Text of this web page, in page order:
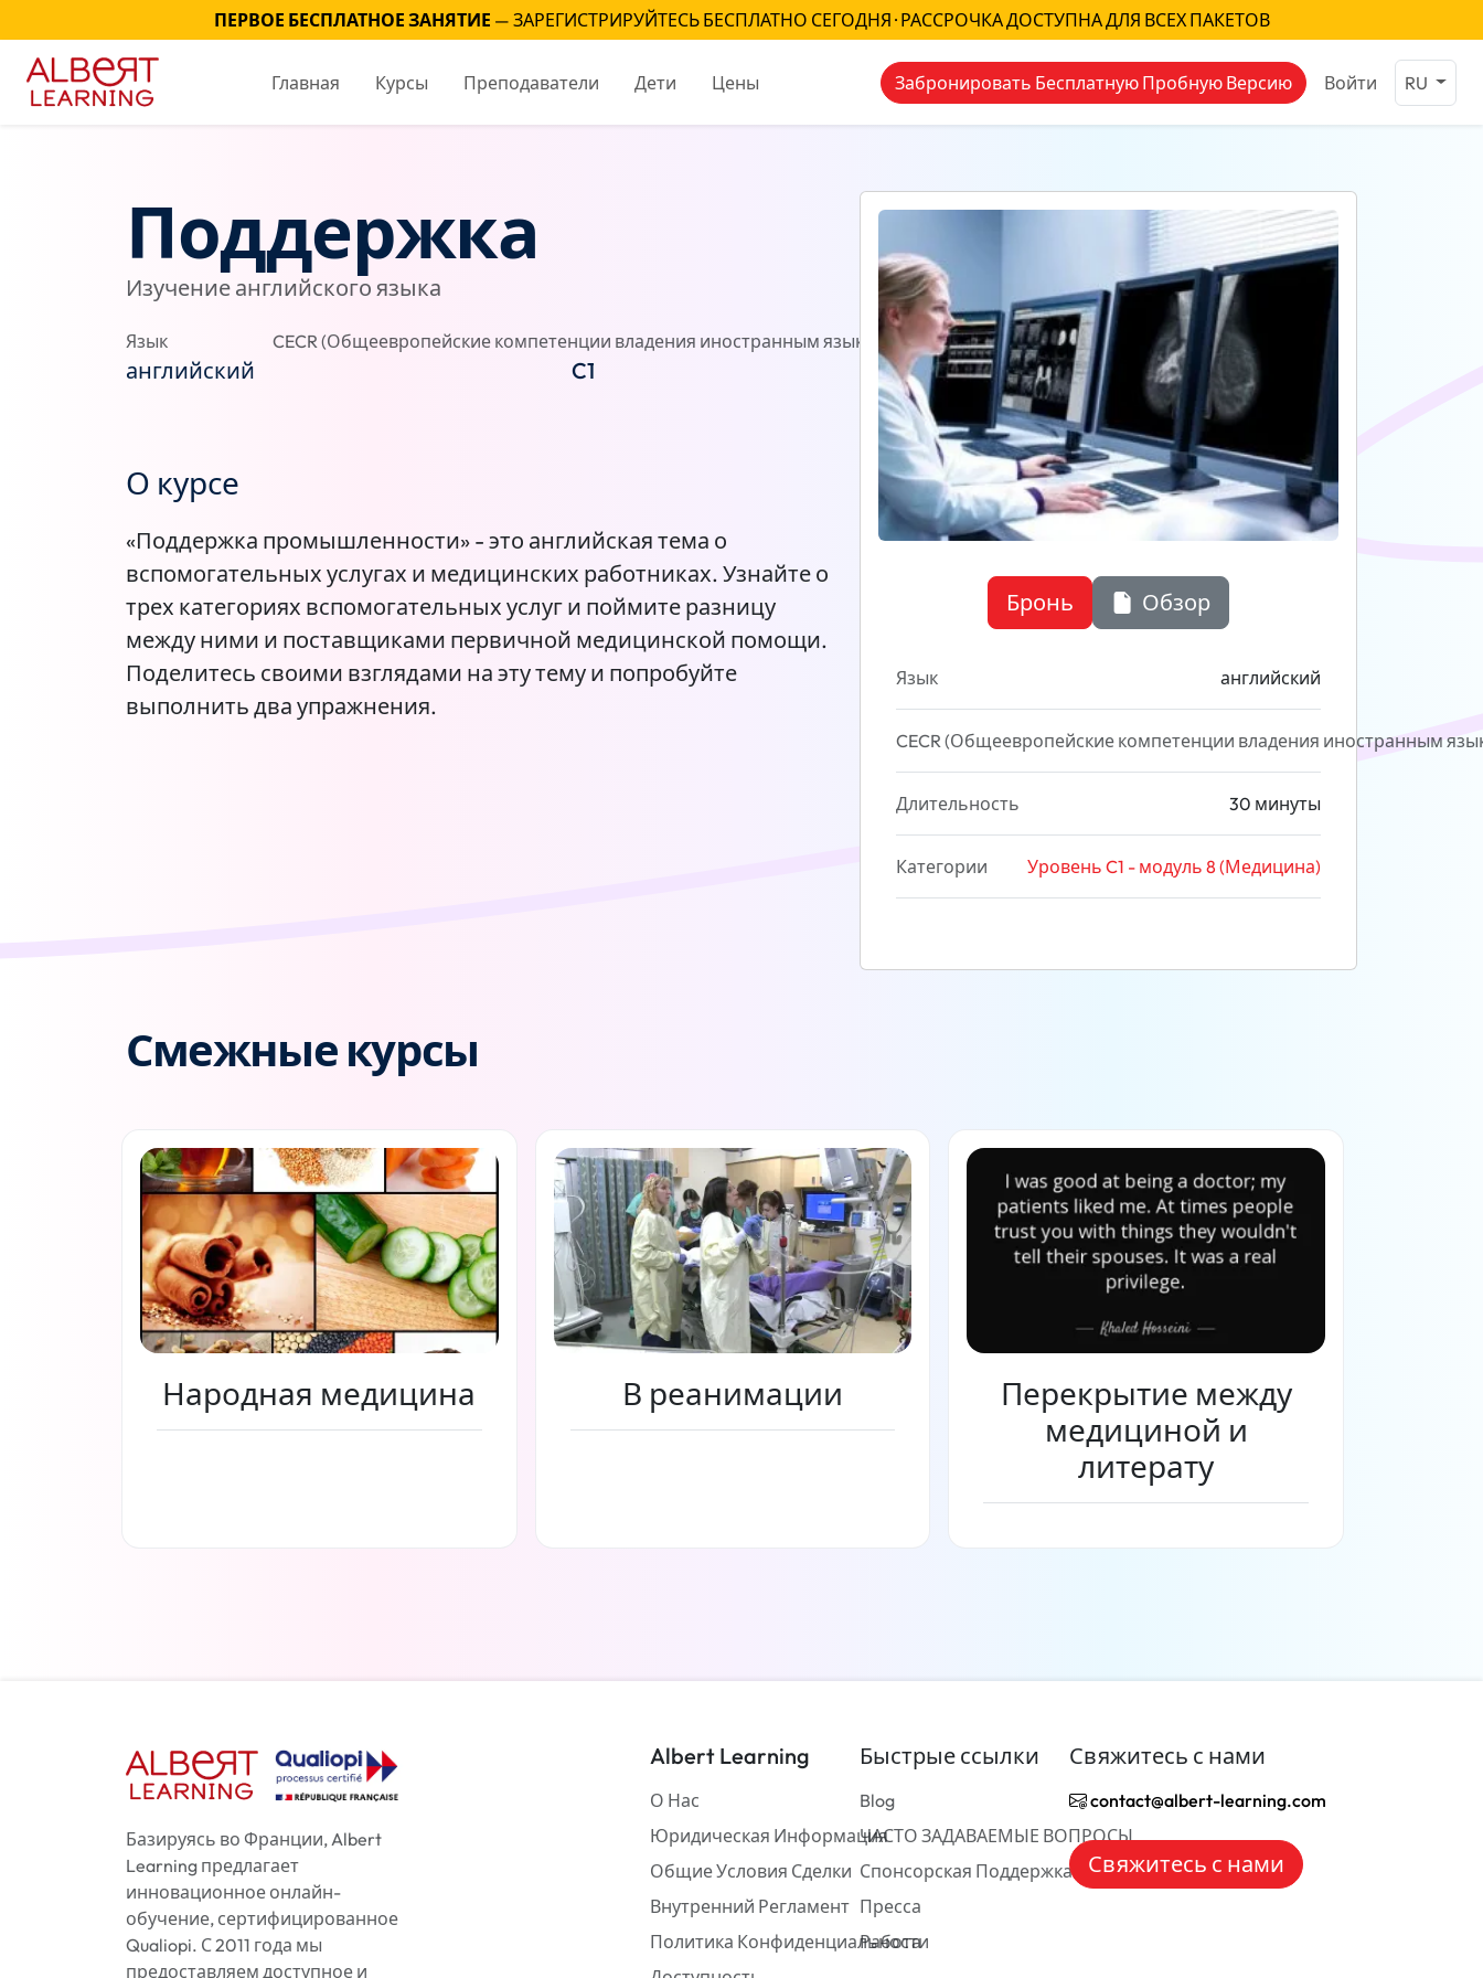
ПЕРВОЕ БЕСПЛАТНОЕ ЗАНЯТИЕ — ЗАРЕГИСТРИРУЙТЕСЬ БЕСПЛАТНО СЕГОДНЯ · РАССРОЧКА ДОСТУПНА ДЛЯ ВСЕХ ПАКЕТОВ
Главная Курсы Преподаватели Дети Цены Забронировать Бесплатную Пробную Версию Войти RU
Поддержка
Изучение английского языка
Язык
английский
CECR (Общеевропейские компетенции владения иностранным языком)
C1
Отзывы
О курсе
«Поддержка промышленности» - это английская тема о
вспомогательных услугах и медицинских работниках. Узнайте о
трех категориях вспомогательных услуг и поймите разницу
между ними и поставщиками первичной медицинской помощи.
Поделитесь своими взглядами на эту тему и попробуйте
выполнить два упражнения.
Бронь Обзор
Язык английский
CECR (Общеевропейские компетенции владения иностранным
Длительность 30 минуты
Категории Уровень C1 - модуль 8 (Медицина)
Смежные курсы
Народная медицина В реанимации
Перекрытие между
медициной и
литерату
Базируясь во Франции, Albert
Learning предлагает
инновационное онлайн-
обучение, сертифицированное
Qualiopi. С 2011 года мы
предоставляем доступное и
Albert Learning
О Нас
Юридическая Информация
Общие Условия Сделки
Внутренний Регламент
Политика Конфиденциальности
Быстрые ссылки
Blog
ЧАСТО ЗАДАВАЕМЫЕ ВОПРОСЫ
Спонсорская Поддержка
Пресса
Работа
Свяжитесь с нами
contact@albert-learning.com
Свяжитесь с нами